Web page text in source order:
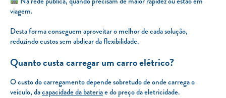
viagem.
Desta forma conseguem aproveitar o melhor de cada solução,
reduzindo custos sem abdicar da flexibilidade.
Quanto custa carregar um carro elétrico?
O custo do carregamento depende sobretudo de onde carrega o
veículo, dacapacidade da bateriae do preço da eletricidade.